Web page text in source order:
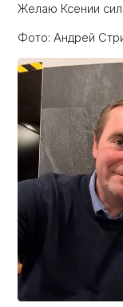
Желаю Ксении сил
Фото: Андрей